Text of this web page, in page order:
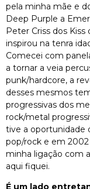
pela minha mãe e
Deep Purple a
Peter Criss dos Kiss
inspirou na tenra
Comecei com
a tornar a veia
punk/hardcore, a
desses mesmos
progressivas dos
rock/metal
tive a oportunidade
pop/rock e em 2002
minha ligação com
aqui fiquei.
É um lado